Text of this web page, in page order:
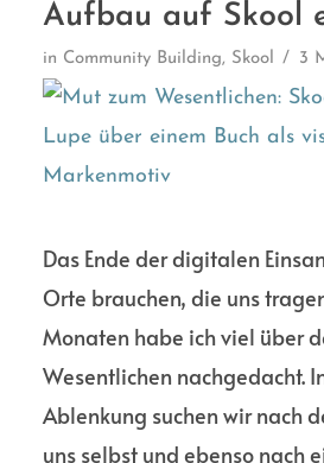
Aufbau auf Skool
in Community Building, Skool 3
Das Ende der digitalen
Orte brauchen, die uns
Monaten habe ich viel über
Wesentlichen nachgedacht.
Ablenkung suchen wir nach
uns selbst und ebenso nach